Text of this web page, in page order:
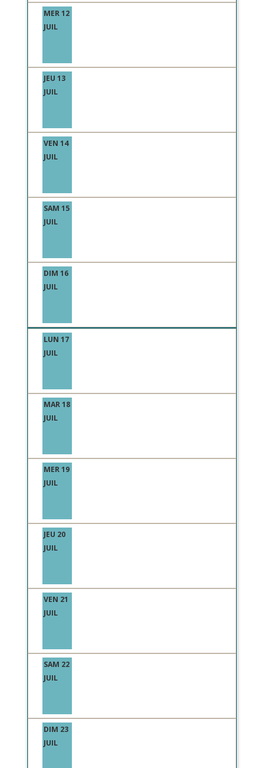
MER 12
JUIL
JEU 13
JUIL
VEN 14
JUIL
SAM 15
JUIL
DIM 16
JUIL
LUN 17
JUIL
MAR 18
JUIL
MER 19
JUIL
JEU 20
JUIL
VEN 21
JUIL
SAM 22
JUIL
DIM 23
JUIL